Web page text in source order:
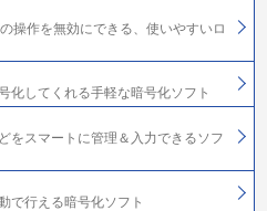
操作を無効にできる、使いやすいロ
化してくれる手軽な暗号化ソフト
をスマートに管理＆入力できるソフ
で行える暗号化ソフト